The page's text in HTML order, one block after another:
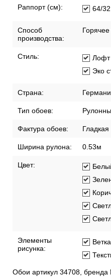
Раппорт (см): 64/32
Способ
производства:
Стиль:
Лофт
Эко
Страна:
Тип обоев:
Фактура обоев: Гладкая
Ширина рулона: 0.53м
Цвет:
Элементы
рисунка:
Ветка
Обои артикул 34708,